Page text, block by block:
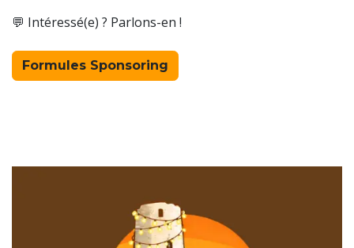
💬 Intéressé(e) ? Parlons-en !
Formules Sponsoring